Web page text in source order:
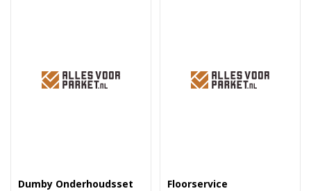
Dumby Onderhoudsset
Floorservice